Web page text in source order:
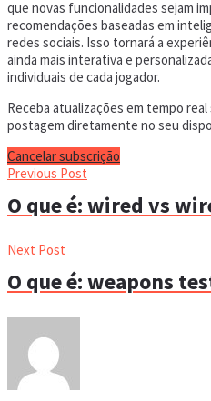
que novas funcionalidades sejam
recomendações baseadas em
redes sociais. Isso tornará a
ainda mais interativa e
individuais de cada jogador.
Receba atualizações em tempo
postagem diretamente no seu
Cancelar subscrição
Previous Post
O que é: wired vs
Next Post
O que é: weapons